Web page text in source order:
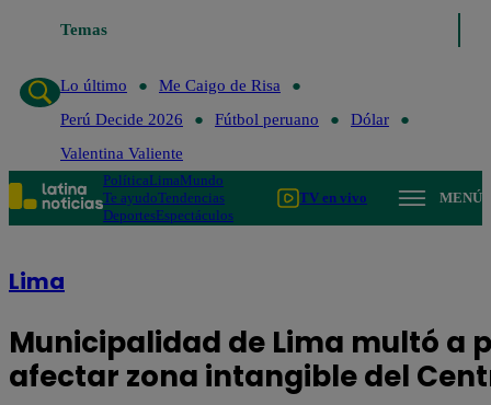
Temas
Lo último
Me Caigo de Risa
Perú Decide 2026
Fútbol peruano
Dólar
Valentina Valiente
PolíticaLimaMundo
Te ayudoTendencias
DeportesEspectáculos
TV en vivo MENÚ
Lima
Municipalidad de Lima multó a
afectar zona intangible del